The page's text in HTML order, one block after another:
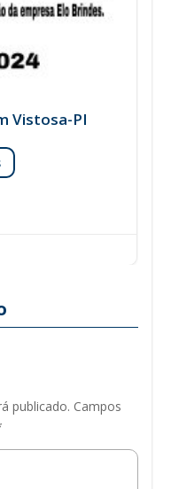
Vistosa-PI
publicado. Campos